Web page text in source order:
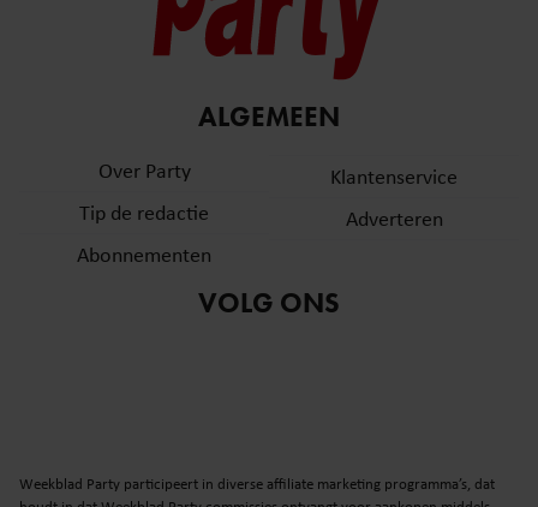
ALGEMEEN
Over Party
Tip de redactie
Abonnementen
Klantenservice
Adverteren
VOLG ONS
Weekblad Party participeert in diverse affiliate marketing programma’s, dat